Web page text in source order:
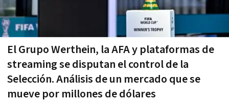
El Grupo Werthein, la AFA y plataformas de
streaming se disputan el control de la
Selección. Análisis de un mercado que se
mueve por millones de dólares